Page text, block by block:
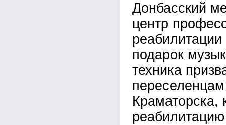
Донбасский
центр
подарок
техника
Краматорска,